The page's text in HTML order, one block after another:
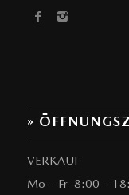
»
VERKAUF
Mo – Fr 8:00 –